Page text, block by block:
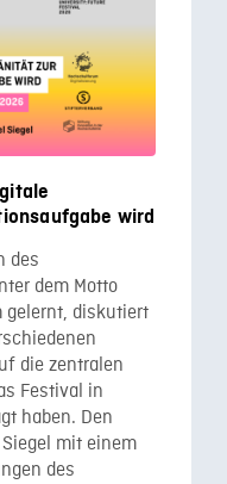
wird
des
dem Motto
gelernt, diskutiert
die zentralen
Festival in
haben. Den
mit einem
des